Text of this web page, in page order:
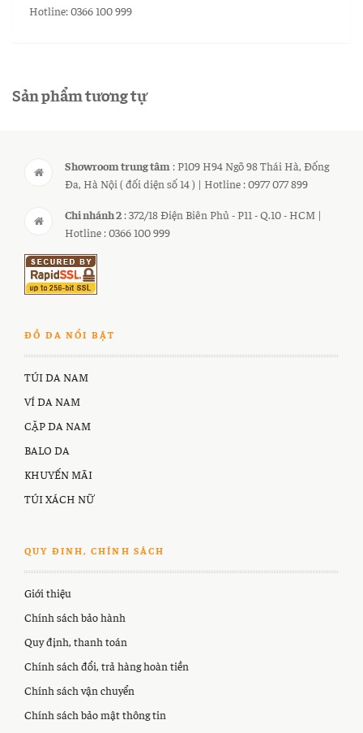
Hotline: 0366 100 999
Sản phẩm tương tự
Showroom trung tâm : P109 H94 Ngõ 98 Thái Hà, Đống
Đa, Hà Nội ( đối diện số 14 ) | Hotline : 0977 077 899
Chi nhánh 2 : 372/18 Điện Biên Phủ - P11 - Q.10 - HCM |
Hotline : 0366 100 999
ĐỒ DA NỔI BẬT
TÚI DA NAM
VÍ DA NAM
CẶP DA NAM
BALO DA
KHUYẾN MÃI
TÚI XÁCH NỮ
QUY ĐINH, CHÍNH SÁCH
Giới thiệu
Chính sách bảo hành
Quy định, thanh toán
Chính sách đổi, trả hàng hoàn tiền
Chính sách vận chuyển
Chính sách bảo mật thông tin